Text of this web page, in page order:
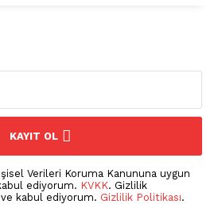
KAYIT OL
Verileri Koruma Kanununa uygun
ediyorum. KVKK. Gizlilik
ve kabul ediyorum. Gizlilik Politikası.